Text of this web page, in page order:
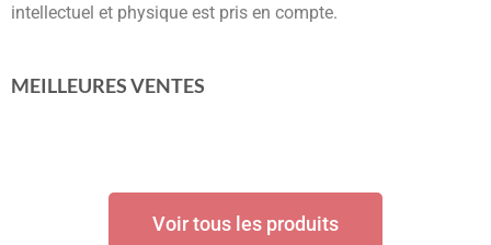
intellectuel et physique est pris en compte.
MEILLEURES VENTES
Voir tous les produits